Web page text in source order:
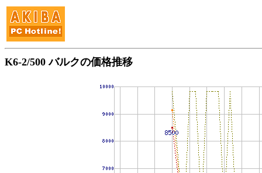
K6-2/500 バルクの価格推移